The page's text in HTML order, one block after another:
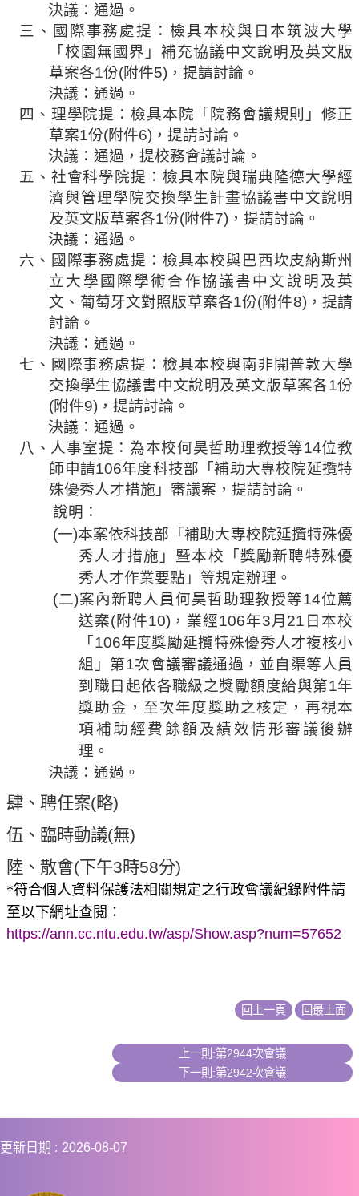
決議：通過。
三、國際事務處提 ：檢具本校與日本筑波大學
「校園無國界」補充協議中文說明及英文版
草案各1份(附件5) ，提請討論。
決議：通過。
四、理學院提 ：檢具本院 「院務會議規則」修正
草案1份(附件6) ，提請討論。
決議：通過，提校務會議討論。
五、社會科學院提 ：檢具本院與瑞典隆德大學經
濟與管理學院交換學生計畫協議書中文說明
及英文版草案各1份(附件7) ，提請討論。
決議：通過。
六、國際事務處提 ：檢具本校與巴西坎皮納斯州
立大學 國際學術合作協議書中文說明及英
文、葡萄牙文對照版草案各1份(附件8) ， 提請
討論。
決議：通過。
七、國際事務處提 ：檢具本校與南非開普敦大學
交換學生協議書中文說明及英文版草案各1份
(附件9) ，提請討論。
決議：通過。
八、人事室提 ：為本校何昊哲助理教授等14位教
師申請106年度科技部「補助大專校院延攬特
殊優秀人才措施」審議案，提請討論。
說明：
(一)本案依科技部「補助大專校院延攬特殊優
秀人才措施」暨本校「獎勵新聘特殊優
秀人才作業要點」等規定辦理。
(二)案內新聘人員何昊哲助理教授等14位薦
送案(附件10) ，業經106年3月 21 日本校
「 106年度獎勵延攬特殊優秀人才複核小
組」第1次會議審議通過， 並自渠等人員
到職日起依各職級之獎勵額度給與第1年
獎助金，至次年度獎助之核定，再視本
項補助經費餘額及績效情形審議後辦
理。
決議：通過。
肆、聘任案(略)
伍、 臨時動議(無)
陸、散會(下午3時58分)
*符合個人資料保護法相關規定之行政會議紀錄附件請
至以下網址查閱 ：
https://ann.cc.ntu.edu.tw/asp/Show.asp?num=57652
回上一頁 回最上面
上一則:第2944次會議
下一則:第2942次會議
更新日期 2026-08-07